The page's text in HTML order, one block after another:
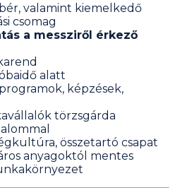
valamint kiemelkedő
csomag
a messziről érkező
alatt
képzések,
törzsgárda
összetartó csapat
anyagoktól mentes